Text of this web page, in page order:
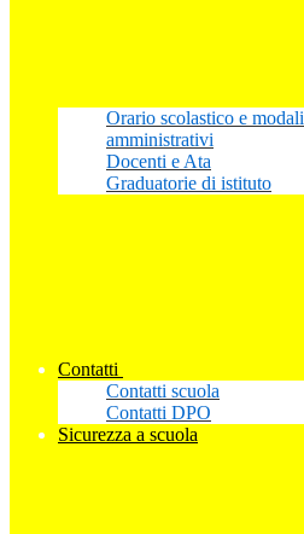
Orario scolastico e
amministrativi
Docenti e Ata
Graduatorie di istituto
Contatti
Contatti scuola
Contatti DPO
Sicurezza a scuola